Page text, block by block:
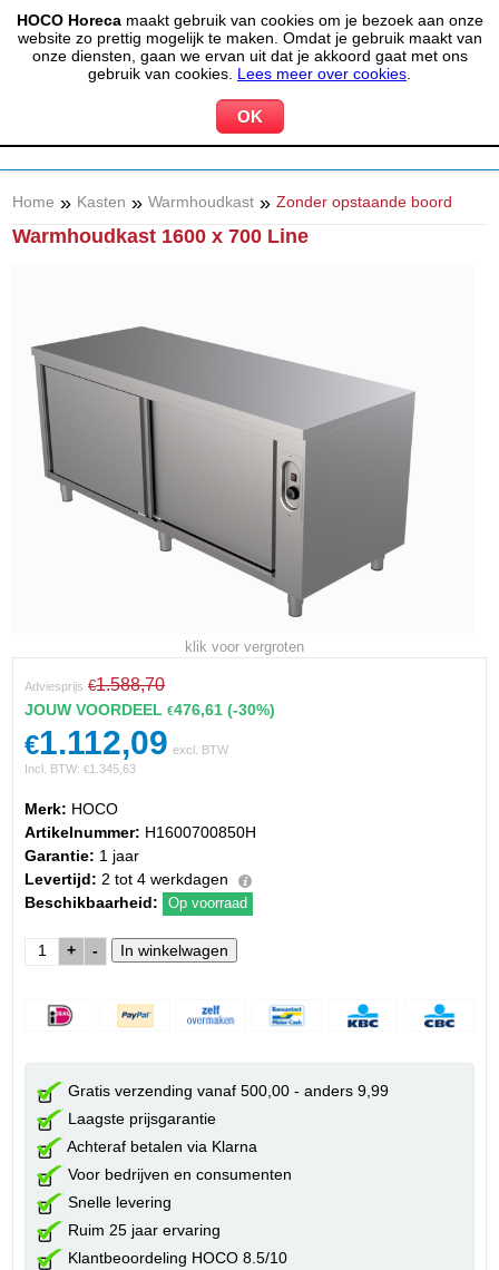
HOCO Horecamaakt gebruik van cookies om je bezoek aan onze
website zo prettig mogelijk te maken. Omdat je gebruik maakt van
onze diensten, gaan we ervan uit dat je akkoord gaat met ons
gebruik van cookies. Lees meer over cookies
(020) 497 6325 info@hocohoreca.nl
MIJN ACCOUNT 0 WINKELWAGEN
Home » Kasten » Warmhoudkast » Zonder opstaande boord
Warmhoudkast 1600 x 700 Line
klik voor vergroten
Adviesprijs €1.588,70
JOUW VOORDEEL€476,61 (-30%)
€1.112,09 excl. BTW
Incl. BTW:€1.345,63
Merk: HOCO
Artikelnummer: H1600700850H
Garantie: 1 jaar
Levertijd: 2 tot 4 werkdagen
Beschikbaarheid:
Op voorraad
+ -
Gratis verzending vanaf 500,00 - anders 9,99
Laagste prijsgarantie
Achteraf betalen via Klarna
Voor bedrijven en consumenten
Snelle levering
Ruim 25 jaar ervaring
Klantbeoordeling HOCO 8.5/10